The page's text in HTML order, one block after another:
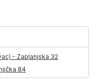
- Zaplanjska 32
84